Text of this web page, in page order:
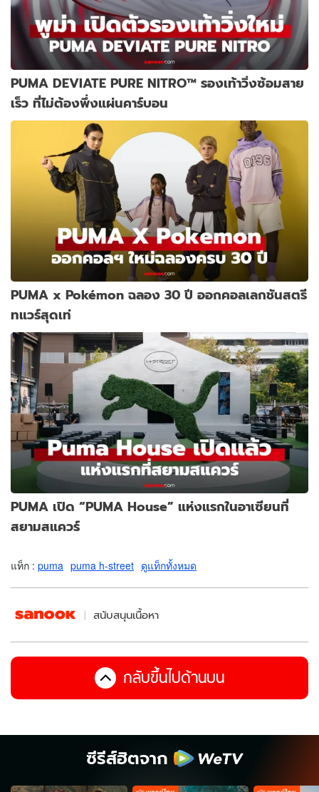
PUMA DEVIATE PURE NITRO™ รองเท้าวิ่งซ้อมสาย
เร็ว ที่ไม่ต้องพึ่งแผ่นคาร์บอน
PUMA x Pokémon ฉลอง 30 ปี ออกคอลเลกชันสตรี
ทแวร์สุดเท่
PUMA เปิด “PUMA House” แห่งแรกในอาเซียนที่
สยามสแควร์
แท็ก : puma puma h-street ดูแท็กทั้งหมด
สนับสนุนเนื้อหา
กลับขึ้นไปด้านบน
ซีรีส์ฮิตจาก